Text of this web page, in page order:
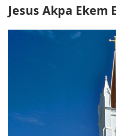
Jesus Akpa Ekem